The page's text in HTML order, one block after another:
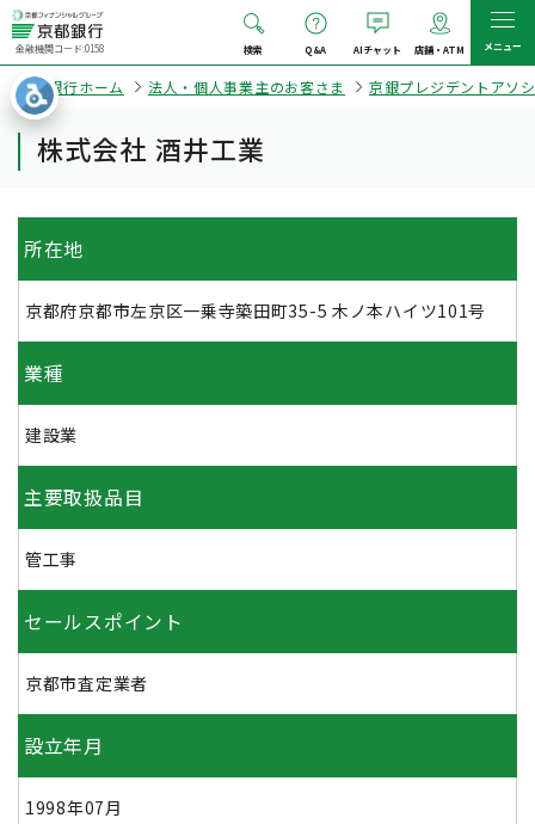
金融機関コード:0158 検索 Q&A AIチャット 店舗・ATM メニュー
京都銀行ホーム 法人・個人事業主のお客さま 京銀プレジデントアソ
株式会社 酒井工業
所在地
京都府京都市左京区一乗寺築田町35-5 木ノ本ハイツ101号
業種
建設業
主要取扱品目
管工事
セールスポイント
京都市査定業者
設立年月
1998年07月